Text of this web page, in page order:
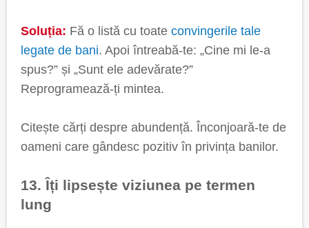
Soluția: Fă o listă cu toate convingerile tale
legate de bani. Apoi întreabă-te: „Cine mi le-a
spus?” și „Sunt ele adevărate?”
Reprogramează-ți mintea.
Citește cărți despre abundență. Înconjoară-te de
oameni care gândesc pozitiv în privința banilor.
13. Îți lipsește viziunea pe termen
lung